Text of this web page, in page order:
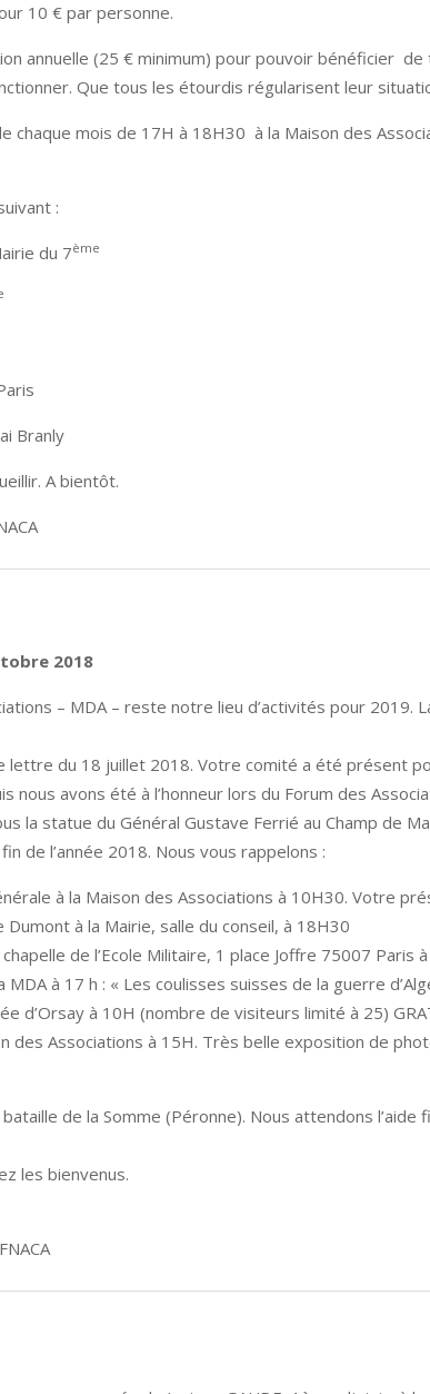
10 € par personne.
annuelle (25 € minimum) pour pouvoir bénéficier de
Que tous les étourdis régularisent leur
chaque mois de 17H à 18H30 à la Maison des
:
du 7ème
Branly
A bientôt.
2018
– MDA – reste notre lieu d’activités pour 2019.
du 18 juillet 2018. Votre comité a été présent
nous avons été à l’honneur lors du Forum des
la statue du Général Gustave Ferrié au Champ de
de l’année 2018. Nous vous rappelons :
à la Maison des Associations à 10H30. Votre
à la Mairie, salle du conseil, à 18H30
de l’Ecole Militaire, 1 place Joffre 75007 Paris à
à 17 h : « Les coulisses suisses de la guerre
à 10H (nombre de visiteurs limité à 25)
Associations à 15H. Très belle exposition de
de la Somme (Péronne). Nous attendons l’aide
les bienvenus.